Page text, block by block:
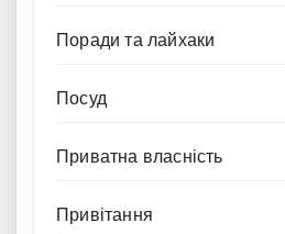
Поради та лайхаки
Посуд
Приватна власність
Привітання